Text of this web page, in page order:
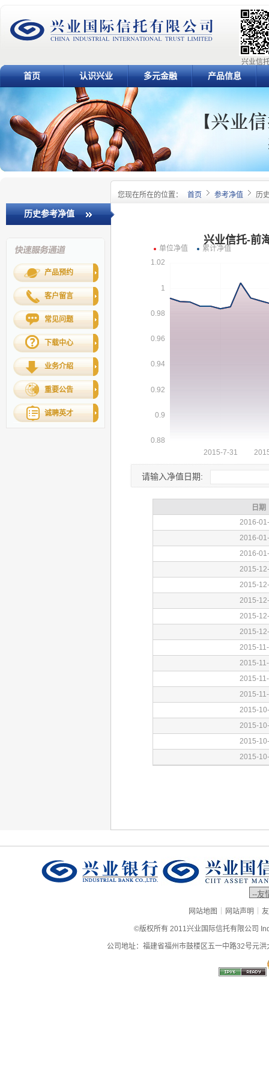
兴业信
首页 认识兴业 多元金融 产品信息
您现在所在的位置： 首页 参考净值 历
历史参考净值
产品预约
客户留言
常见问题
下载中心
业务介绍
重要公告
诚聘英才
请输入净值日期:
网站地图 | 网站声明 |
©版权所有 2011兴业国际信托有限公司
公司地址：福建省福州市鼓楼区五一中路32号元